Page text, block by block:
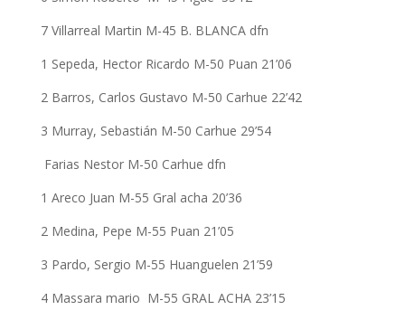
7 Villarreal Martin M-45 B. BLANCA dfn
1 Sepeda, Hector Ricardo M-50 Puan 21’06
2 Barros, Carlos Gustavo M-50 Carhue 22’42
3 Murray, Sebastián M-50 Carhue 29’54
Farias Nestor M-50 Carhue dfn
1 Areco Juan M-55 Gral acha 20’36
2 Medina, Pepe M-55 Puan 21’05
3 Pardo, Sergio M-55 Huanguelen 21’59
4 Massara mario M-55 GRAL ACHA 23’15